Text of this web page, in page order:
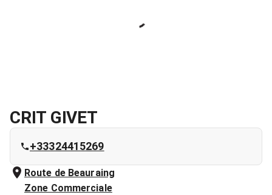
CRIT GIVET
+33324415269
Route de Beauraing
Zone Commerciale